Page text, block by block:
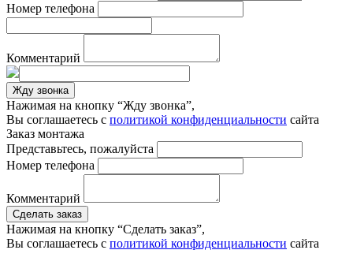
Номер телефона
Комментарий
Жду звонка
Нажимая на кнопку “Жду звонка”,
Вы соглашаетесь с политикой конфиденциальности сайта
Заказ монтажа
Представьтесь, пожалуйста
Номер телефона
Комментарий
Сделать заказ
Нажимая на кнопку “Сделать заказ”,
Вы соглашаетесь с политикой конфиденциальности сайта